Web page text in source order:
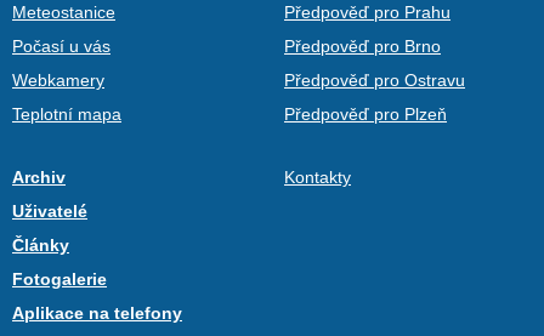
Meteostanice
Počasí u vás
Webkamery
Teplotní mapa
Předpověď pro Prahu
Předpověď pro Brno
Předpověď pro Ostravu
Předpověď pro Plzeň
Archiv
Uživatelé
Články
Fotogalerie
Aplikace na telefony
Kontakty